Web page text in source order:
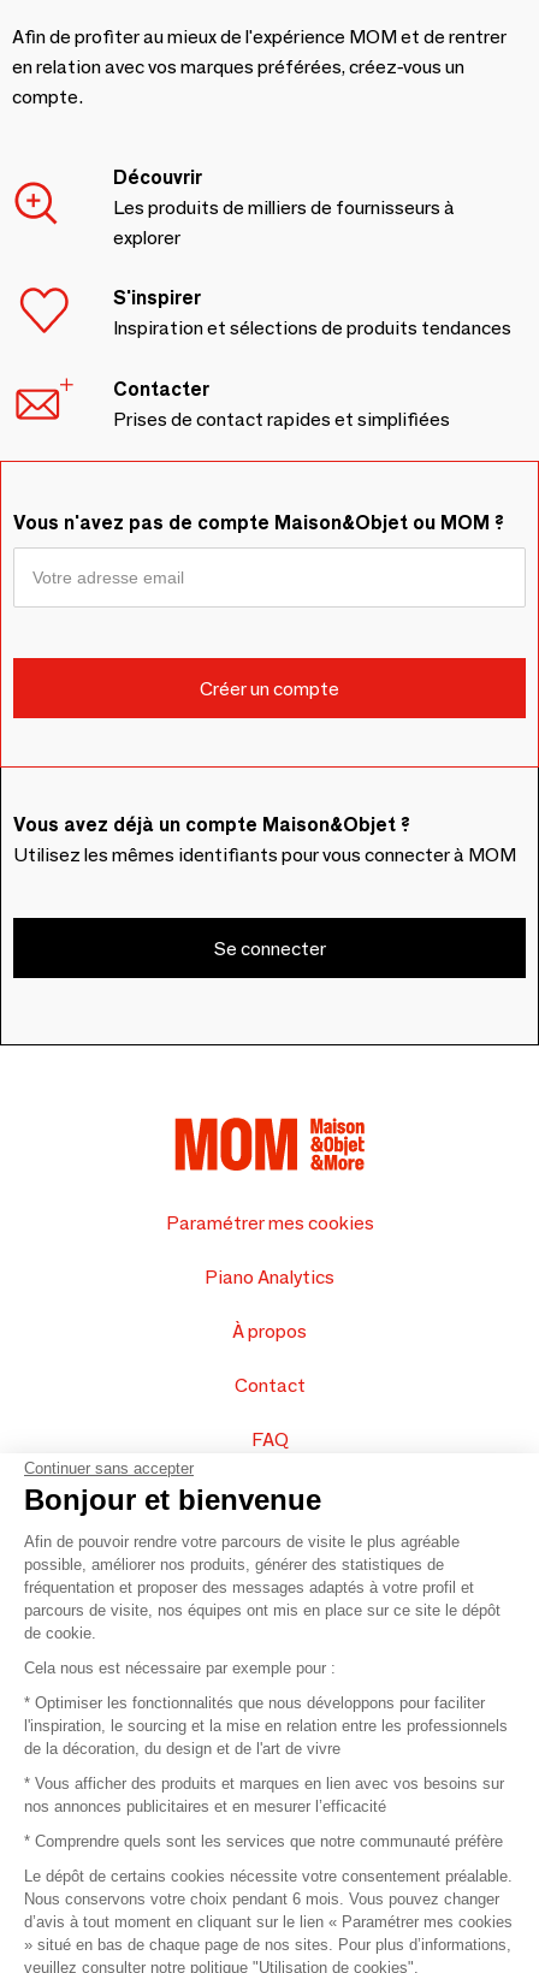
Afin de profiter au mieux de l'expérience MOM et de rentrer
en relation avec vos marques préférées, créez-vous un
compte.
Découvrir
Les produits de milliers de fournisseurs à
explorer
S'inspirer
Inspiration et sélections de produits tendances
Contacter
Prises de contact rapides et simplifiées
Vous n'avez pas de compte Maison&Objet ou MOM ?
Vous avez déjà un compte Maison&Objet ?
Utilisez les mêmes identifiants pour vous connecter à MOM
Se connecter
Paramétrer mes cookies
Piano Analytics
À propos
Contact
FAQ
Vendez vos produits
Plan du site
© 2016 –Organisation SAFI
Recrutement
Mentions légales
Conditions commerciales
Continuer sans accepter
Bonjour et bienvenue
Afin de pouvoir rendre votre parcours de visite le plus agréable
possible, améliorer nos produits, générer des statistiques de
fréquentation et proposer des messages adaptés à votre profil et
parcours de visite, nos équipes ont mis en place sur ce site le dépôt
de cookie.
Cela nous est nécessaire par exemple pour :
* Optimiser les fonctionnalités que nous développons pour faciliter
l'inspiration, le sourcing et la mise en relation entre les professionnels
de la décoration, du design et de l'art de vivre
* Vous afficher des produits et marques en lien avec vos besoins sur
nos annonces publicitaires et en mesurer l’efficacité
* Comprendre quels sont les services que notre communauté préfère
Le dépôt de certains cookies nécessite votre consentement préalable.
Nous conservons votre choix pendant 6 mois. Vous pouvez changer
d’avis à tout moment en cliquant sur le lien « Paramétrer mes cookies
» situé en bas de chaque page de nos sites. Pour plus d’informations,
veuillez consulter notre politique "Utilisation de cookies".